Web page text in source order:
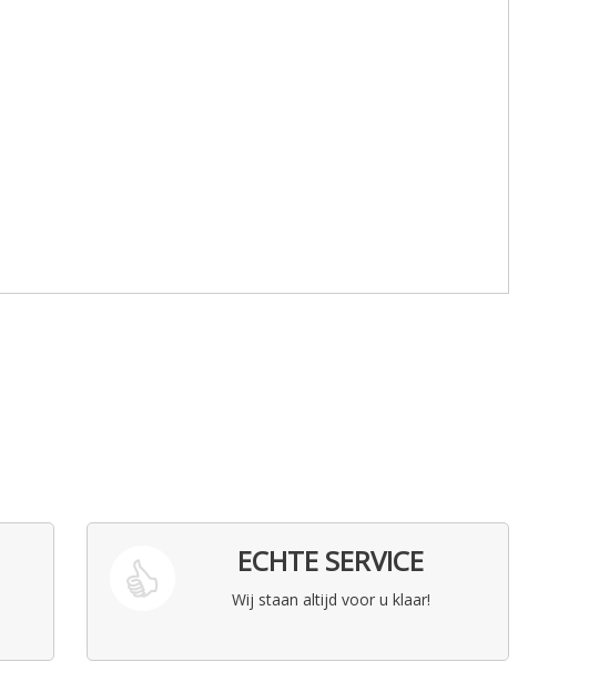
ECHTE SERVICE
Wij staan altijd voor u klaar!